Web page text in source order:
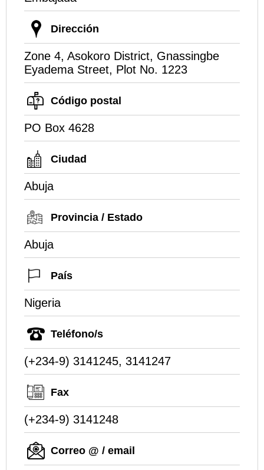
Dirección
Zone 4, Asokoro District, Gnassingbe
Eyadema Street, Plot No. 1223
Código postal
PO Box 4628
Ciudad
Abuja
Provincia / Estado
Abuja
País
Nigeria
Teléfono/s
(+234-9) 3141245, 3141247
Fax
(+234-9) 3141248
Correo @ / email